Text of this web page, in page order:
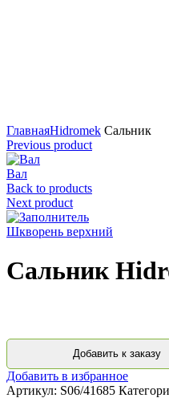
ГлавнаяHidromek Сальник
Previous product
Вал
Back to products
Next product
Шкворень верхний
Сальник
Добавить к заказу
Добавить в избранное
Артикул: S06/41685